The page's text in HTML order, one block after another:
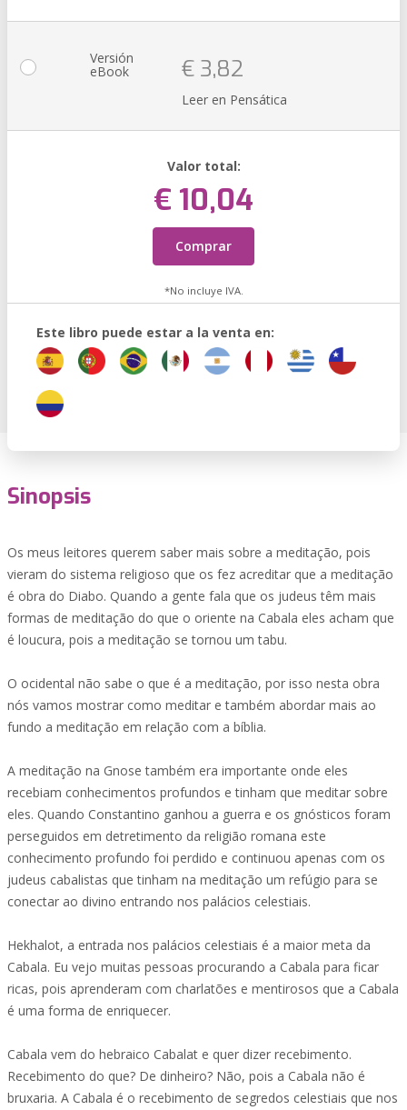
Versión
eBook € 3,82
Leer en Pensática
Valor total:
€ 10,04
Comprar
*No incluye IVA.
Este libro puede estar a la venta en:
Sinopsis
Os meus leitores querem saber mais sobre a meditação, pois
vieram do sistema religioso que os fez acreditar que a meditação
é obra do Diabo. Quando a gente fala que os judeus têm mais
formas de meditação do que o oriente na Cabala eles acham que
é loucura, pois a meditação se tornou um tabu.
O ocidental não sabe o que é a meditação, por isso nesta obra
nós vamos mostrar como meditar e também abordar mais ao
fundo a meditação em relação com a bíblia.
A meditação na Gnose também era importante onde eles
recebiam conhecimentos profundos e tinham que meditar sobre
eles. Quando Constantino ganhou a guerra e os gnósticos foram
perseguidos em detretimento da religião romana este
conhecimento profundo foi perdido e continuou apenas com os
judeus cabalistas que tinham na meditação um refúgio para se
conectar ao divino entrando nos palácios celestiais.
Hekhalot, a entrada nos palácios celestiais é a maior meta da
Cabala. Eu vejo muitas pessoas procurando a Cabala para ficar
ricas, pois aprenderam com charlatões e mentirosos que a Cabala
é uma forma de enriquecer.
Cabala vem do hebraico Cabalat e quer dizer recebimento.
Recebimento do que? De dinheiro? Não, pois a Cabala não é
bruxaria. A Cabala é o recebimento de segredos celestiais que nos